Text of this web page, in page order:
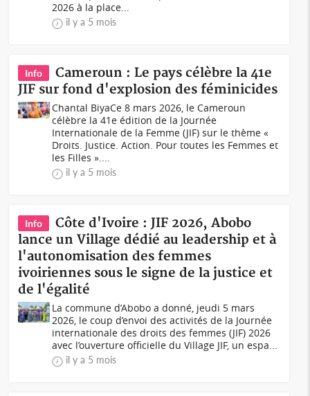
2026 à la place...
il y a 5 mois
Info
Cameroun : Le pays célèbre la 41e
JIF sur fond d'explosion des féminicides
Chantal BiyaCe 8 mars 2026, le Cameroun
célèbre la 41e édition de la Journée
Internationale de la Femme (JIF) sur le thème «
Droits. Justice. Action. Pour toutes les Femmes et
les Filles »....
il y a 5 mois
Info
Côte d'Ivoire : JIF 2026, Abobo
lance un Village dédié au leadership et à
l'autonomisation des femmes
ivoiriennes sous le signe de la justice et
de l'égalité
La commune d’Abobo a donné, jeudi 5 mars
2026, le coup d’envoi des activités de la Journée
internationale des droits des femmes (JIF) 2026
avec l’ouverture officielle du Village JIF, un espa...
il y a 5 mois